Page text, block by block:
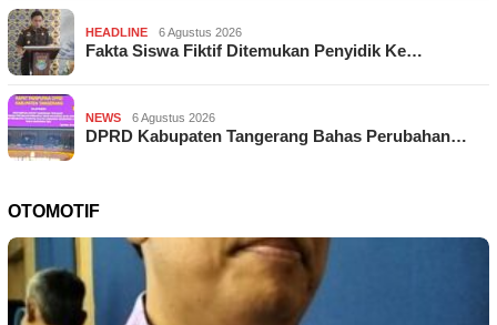
HEADLINE 6 Agustus 2026
Fakta Siswa Fiktif Ditemukan Penyidik Ke…
NEWS 6 Agustus 2026
DPRD Kabupaten Tangerang Bahas Perubahan…
OTOMOTIF